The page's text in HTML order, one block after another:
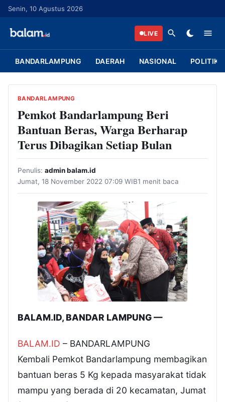
u
Senin, 10 Agustus 2026
LIVE
BANDARLAMPUNG DAERAH NASIONAL POLITIK
BANDARLAMPUNG
Pemkot Bandarlampung Beri
Bantuan Beras, Warga Berharap
Terus Dibagikan Setiap Bulan
Penulis: admin balam.id
Jumat, 18 November 2022 07:09 WIB1 menit baca
BALAM.ID, BANDAR LAMPUNG —
BALAM.ID – BANDARLAMPUNG
Kembali Pemkot Bandarlampung membagikan
bantuan beras 5 Kg kepada masyarakat tidak
mampu yang berada di 20 kecamatan, Jumat